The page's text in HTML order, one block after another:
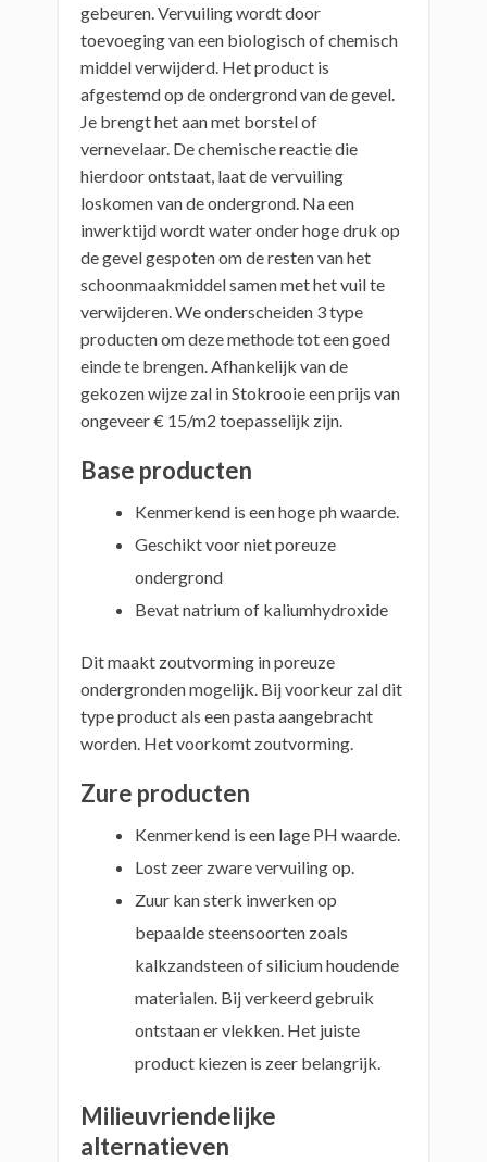
gebeuren. Vervuiling wordt door
toevoeging van een biologisch of chemisch
middel verwijderd. Het product is
afgestemd op de ondergrond van de gevel.
Je brengt het aan met borstel of
vernevelaar. De chemische reactie die
hierdoor ontstaat, laat de vervuiling
loskomen van de ondergrond. Na een
inwerktijd wordt water onder hoge druk op
de gevel gespoten om de resten van het
schoonmaakmiddel samen met het vuil te
verwijderen. We onderscheiden 3 type
producten om deze methode tot een goed
einde te brengen. Afhankelijk van de
gekozen wijze zal in Stokrooie een prijs van
ongeveer € 15/m2 toepasselijk zijn.
Base producten
Kenmerkend is een hoge ph waarde.
Geschikt voor niet poreuze
ondergrond
Bevat natrium of kaliumhydroxide
Dit maakt zoutvorming in poreuze
ondergronden mogelijk. Bij voorkeur zal dit
type product als een pasta aangebracht
worden. Het voorkomt zoutvorming.
Zure producten
Kenmerkend is een lage PH waarde.
Lost zeer zware vervuiling op.
Zuur kan sterk inwerken op
bepaalde steensoorten zoals
kalkzandsteen of silicium houdende
materialen. Bij verkeerd gebruik
ontstaan er vlekken. Het juiste
product kiezen is zeer belangrijk.
Milieuvriendelijke
alternatieven